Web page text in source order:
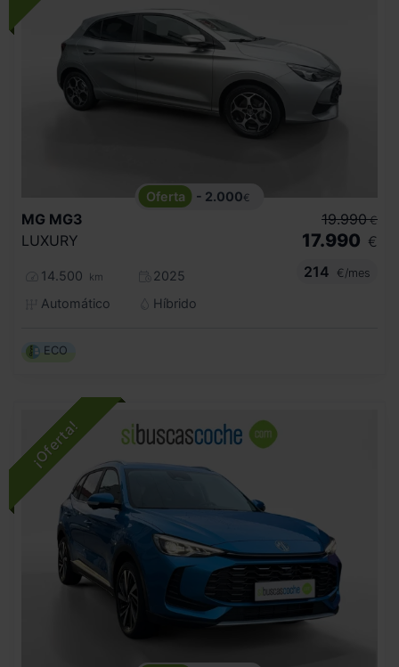
- 2.000€
MG MG3
LUXURY
14.500 km
2025
Automático
Híbrido
19.990 €
17.990 €
214
€/mes
ECO